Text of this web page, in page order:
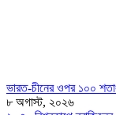
ভারত-চীনের ওপর ১০০
৮ অগাস্ট, ২০২৬